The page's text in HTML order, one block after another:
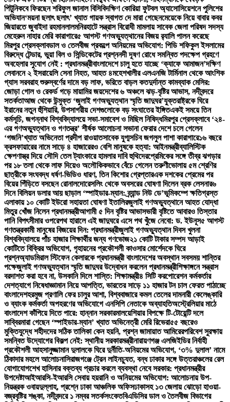
পিটুনিকবে ফিরছেন শরিফুল জানাল বিসিবিদক্ষিণ কোরিয়া ফুটবল অ্যাসোসিয়েশনে পুলিশের
অভিযান‘ময়না ছলাৎ ছলাৎ’ খ্যাত গায়ক স্বাগত দে মারা গেছেনমেয়েকে নিয়ে বাবার কবর
জিয়ারতে জুবাইদা রহমানলালমনিরহাটে সন্ত্রাস বিরোধী মামলায় সাবেক জেলা পরিষদ সদস্য
মেহেরুন নাহার মেরি কারাগারে৫ আগস্ট গণঅভ্যুত্থানের বিজয় র‍্যালি পালন করেছে
মিরপুর প্রেসক্লাবডাল ও তেলবীজ প্রকল্পে অনিয়মের অভিযোগ: পিডি শফিকুল ইসলামের
বিরুদ্ধে টেন্ডার, ভুয়া বিল ও সিন্ডিকেটের প্রশ্ননদী দূষণ রোধে সমন্বিত পদক্ষেপ গ্রহণে
অবহেলার সুযোগ নেই : প্রধানমন্ত্রীবাংলাদেশে চালু হতে যাচ্ছে ‘ক্যাফে আমাজন’দক্ষিণ
লেবাননে ২ ইসরায়েলি সেনা নিহত, আহত ৪মহেশখালীর এলএনজি টার্মিনাল থেকে আংশিক
গ্যাস সরবরাহ শুরুস্বর্ণের দামে বড় লাফ, ভরিতে বাড়ল কতদুর্দান্ত কামব্যাক মেসির:
জোড়া গোল ও রেকর্ড গড়ে মায়ামির জয়দেশের ৬ অঞ্চলে ঝড়-বৃষ্টির আভাস, নদীবন্দরে
সতর্কতাআজ থেকে উন্মুক্ত ‘জুলাই গণঅভ্যুত্থান স্মৃতি জাদুঘর’যুক্তরাষ্ট্রকে ঘিরে
ইরানের নতুন হুঁশিয়ারি, উপসাগরীয় দেশগুলোকে বড় সংঘাতের ইঙ্গিতএকই সময়ে তিন
কর্মসূচি, জগন্নাথ বিশ্ববিদ্যালয়ে সভা-সমাবেশ ও মিছিল নিষিদ্ধমিরপুর প্রেসক্লাবে ‘২৪-
এর গণঅভ্যুত্থান ও গণতন্ত্র’ শীর্ষক আলোচনা সভানা ফেরার দেশে চলে গেলেন
‘গজনি’খ্যাত অভিনেতা প্রদীপ রাওয়াতসাবেক যুগ্মসচিব জগলুল পাশা কারাগারে১৬ বছরে
ক্রসফায়ারের নামে সাড়ে ৪ হাজারেরও বেশি মানুষকে হত্যা: আইনমন্ত্রীব্যালিস্টিক
ক্ষেপণাস্ত্র দিয়ে সৌদি তেল ট্যাংকারে হামলার দাবি হুথিদেরপ্রেমিকের সঙ্গে তীব্র ঝগড়ার
পর ১৮ তলা থেকে লাফ দিয়েও অলৌকিকভাবে বেঁচে গেলেন তরুণীভোলায় ৫ম শ্রেণির
ছাত্রীকে সংঘবদ্ধ ধর্ষণ-ভিডিও ধারণ, তিন কিশোর গ্রেপ্তারএক দশকের প্রেমের পর
বিয়ের পিঁড়িতে বসছেন রোনালদোরেসলিং থেকে অবসরের ঘোষণা দিলেন ব্রক লেসনার৬
দিনে বিলিয়ন ডলার আয় ছাড়াল ‘স্পাইডার-ম্যান: ব্র্যান্ড নিউ ডে’ভূমিকম্পে ক্ষতিগ্রস্ত
এলাকায় ১০ কোটি ইউরো সহায়তা ঘোষণা ইতালিরজুলাই গণঅভ্যুত্থানে আহত যোদ্ধা
মিতুর খোঁজ নিলেন প্রধানমন্ত্রীআগামী ৫ দিন বৃষ্টির আভাসভারী বৃষ্টিতে আবারও তিস্তার
পানি বিপৎসীমার ওপরেপথ হারালে এই জাদুঘরে এসে পথ খুঁজে নেবো: ড. ইউনূস৫ আগস্ট
গণতন্ত্রকামী মানুষের বিজয়ের দিন: প্রধানমন্ত্রীজুলাই গণঅভ্যুত্থান দিবস খুলনা
বিশ্ববিদ্যালয়ে পাঁচ হাজার শিক্ষার্থীর জন্য গণভোজ২১ কোটি টাকার সম্পদ আড়াই
কোটিতে বিক্রির অভিযোগ, গৃহায়নের প্রকৌশলী কাওসার মোর্শেদকে ঘিরে
প্রশ্নঅ্যাডমিরাল স্টিফেন কেলারকে প্রধানমন্ত্রী বাংলাদেশের অবস্থান সবসময় শান্তির
পক্ষেজুলাই গণঅভ্যুত্থান স্মৃতি জাদুঘর উদ্বোধন করলেন প্রধানমন্ত্রীশিক্ষাঙ্গনে সন্ত্রাস
বরদাশত করা হবে না, উসকানি দিলে শাস্তি: শিক্ষামন্ত্রী৪ সিটি করপোরেশন কর্মকর্তার
দেশত্যাগে নিষেধাজ্ঞামান নিয়ে আপত্তি, ভারতের সাড়ে ১১ হাজার টন চাল ফেরত পাঠাচ্ছে
বাংলাদেশহরমুজ প্রণালি ফের চালুর আশা, বিশ্ববাজারে কমল তেলের দামনারী কেলেঙ্কারি
ও ব্যাংক কর্মকর্তা অপহরণের অভিযোগে এনসিপি নেতাকে অব্যাহতিঅস্ট্রেলিয়ার মাঠে
বাংলাদেশ কাঁপিয়ে দিতে পারে: হান্নান সরকারমালয়েশিয়ার বিপক্ষে টি-টোয়েন্টি দলে
সাব্বিরমারা গেছেন ‘স্পাইডার-ম্যান’ খ্যাত অভিনেত্রী মেরি রিভেরা৫৫ বছরেও
মুক্তিযুদ্ধে শহীদদের সঠিক তালিকা কেন হয়নি, প্রশ্ন জামায়াত আমিরেরপরিবেশ সুরক্ষায়
সমন্বিত উদ্যোগের বিকল্প নেই: স্থানীয় সরকারমন্ত্রীনারায়ণগঞ্জ এলজিইডির নির্বাহী
প্রকৌশলী আহসানুজ্জামান দুলালকে ঘিরে দুর্নীতি-অনিয়মের অভিযোগ, ‘৩% দুলাল’ নামে
ঠিকাদার মহলে আলোচনাসিরাজগঞ্জে ট্রেন লাইনচ্যুত, বন্ধ ঢাকার সঙ্গে উত্তরাঞ্চলের রেল
যোগাযোগশেখ হাসিনার বক্তব্য প্রচার করলে ব্যবস্থা নেবে সরকার: প্রধানমন্ত্রীর
উপদেষ্টাআইআরসি-ইআরসি সেবায় হয়রানি ও অনিয়মের অভিযোগ: আলোচনায় উপ-
নিয়ন্ত্রক ওবায়দুল্লাহ, প্রশ্নে ঢাকা আঞ্চলিক অফিসঢাকাসহ ১৩ জেলায় ঝোড়ো হাওয়া-
বজ্রবৃষ্টির শঙ্কা, নদীবন্দরে ১ নম্বর সতর্কসংকেতবিএডিসির ডাল ও তৈলবীজ বিভাগের